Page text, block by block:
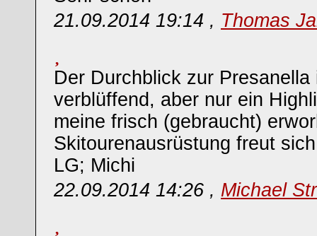
21.09.2014 19:14 , Thomas
Der Durchblick zur
verblüffend, aber nur ein
meine frisch (gebraucht)
Skitourenausrüstung freut
LG; Michi
22.09.2014 14:26 , Michael